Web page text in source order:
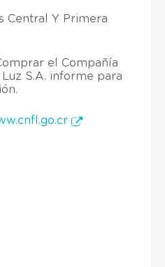
Central Y Primera
el Compañía
S.A. informe para